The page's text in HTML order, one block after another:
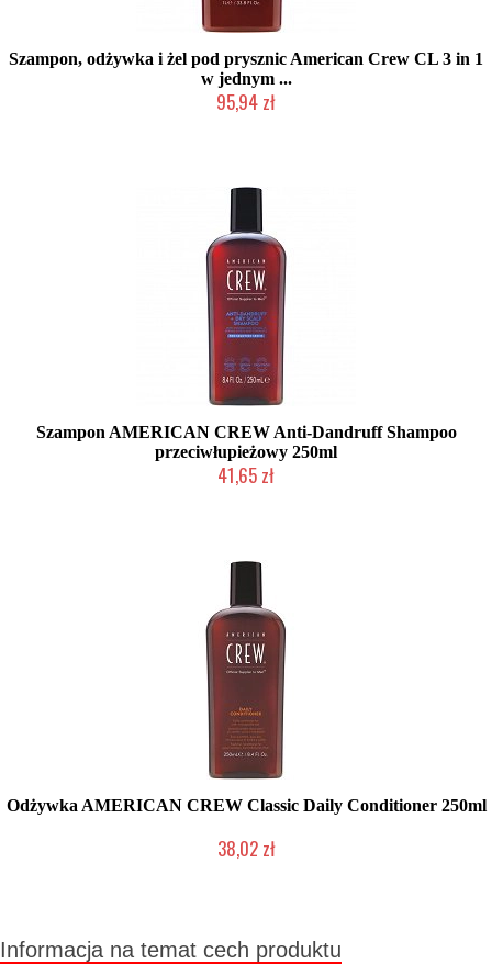
Szampon, odżywka i żel pod prysznic American Crew CL 3 in 1
w jednym ...
95,94 zł
Szampon AMERICAN CREW Anti-Dandruff Shampoo
przeciwłupieżowy 250ml
41,65 zł
Odżywka AMERICAN CREW Classic Daily Conditioner 250ml
38,02 zł
Informacja na temat cech produktu